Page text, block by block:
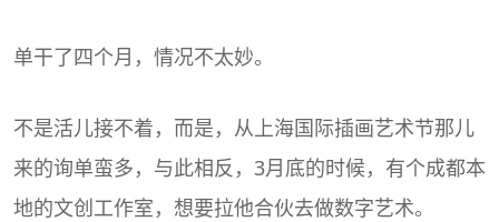
单干了四个月，情况不太妙。
不是活儿接不着，而是，从上海国际插画艺术节那儿
来的询单蛮多，与此相反，3月底的时候，有个成都本
地的文创工作室，想要拉他合伙去做数字艺术。